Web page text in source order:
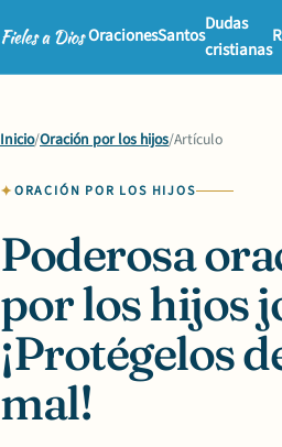
OracionesSantos
Dudas
cristianas
Inicio/Oración por los hijos/Artículo
ORACIÓN POR LOS HIJOS
Poderosa
por los hijos
¡Protégelos
mal!